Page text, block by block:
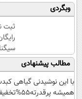
به
مدت
وبگردی
ثبت
مطالب پیشنهادی
با این نوشیدنی گیاهی
همیشه پرقدرته55%تخفیف